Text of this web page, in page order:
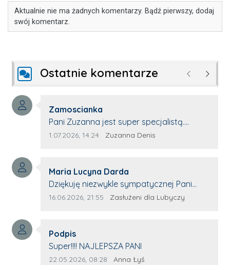
Aktualnie nie ma żadnych komentarzy. Bądź pierwszy, dodaj
swój komentarz.
Ostatnie komentarze Poprzednie
Autor komentarza:
Zamoscianka
Treść komentarza:
Pani Zuzanna jest super specjalistą.
Korzystamy z moim pieskiem z jej pomocy
Data dodania komentarza:
1.07.2026, 14:24 Źródło komentarza:
Zuzanna Denis
Autor komentarza:
Maria Lucyna Darda
Treść komentarza:
Dziękuję niezwykle sympatycznej Pani
redaktor Annie Niderla-Kadach za
którym trema odbierała głos.
Data dodania komentarza:
16.06.2026, 21:55 Źródło komentarza:
Zasłużeni dla Lubyczy
Autor komentarza:
Podpis
Treść komentarza:
Super!!!! NAJLEPSZA PANI
Data dodania komentarza:
22.05.2026, 08:28 Źródło komentarza:
Anna Łyś